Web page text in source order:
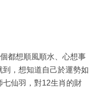
都想順風順水、心想事
，想知道自己於運勢如
仙羽，對12生肖的財